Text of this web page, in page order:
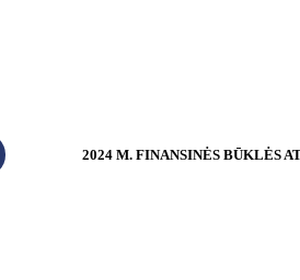
2024 M. FINANSINĖS BŪKLĖS